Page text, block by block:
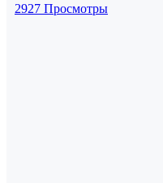
2927 Просмотры